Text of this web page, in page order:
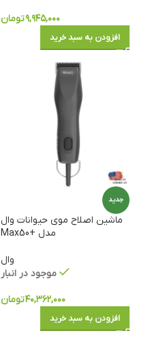
۹,۹۴۵,۰۰۰تومان
افزودن به سبد خرید
جدید
ماشین اصلاح موی حیوانات وال
مدل +Max50
وال
موجود در انبار
۴۰,۳۶۲,۰۰۰تومان
افزودن به سبد خرید